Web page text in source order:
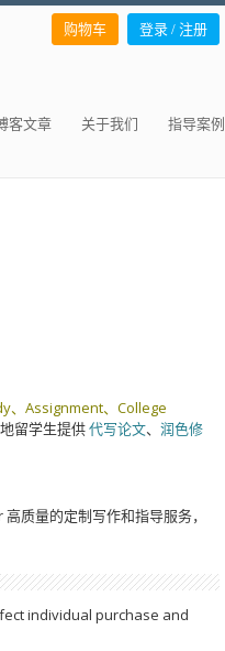
购物车 登录 / 注册
客文章 关于我们 指导案例
、Assignment、College
留学生提供代写论文、 润色修
质量的定制写作和指导服务，
individual purchase and